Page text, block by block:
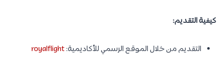
كيفية التقديم:
التقديم من خلال الموقع الرسمي للأكاديمية:royalflight